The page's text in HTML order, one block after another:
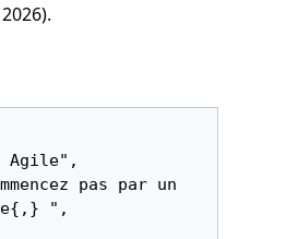
",